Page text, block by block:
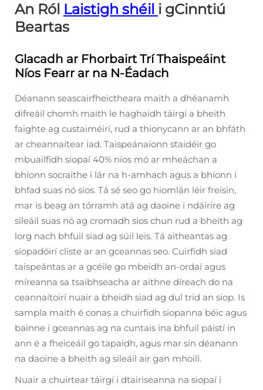
An Ról Laistigh shéil i gCinntiú
Beartas
Glacadh ar Fhorbairt Trí Thaispeáint
Níos Fearr ar na N-Éadach
Déanann seascairfheictheara maith a dhéanamh
difreáil chomh maith le haghaidh táirgí a bheith
faighte ag custaiméirí, rud a thionycann ar an bhfáth
ar cheannaítear iad. Taispeánaíonn staidéir go
mbuailfidh siopaí 40% níos mó ar mheáchan a
bhíonn socraithe i lár na h-amhach agus a bhíonn i
bhfad suas nó síos. Tá sé seo go hiomlán léir freisin,
mar is beag an tórramh atá ag daoine i ndáiríre ag
sileáil suas nó ag cromadh síos chun rud a bheith ag
lorg nach bhfuil siad ag súil leis. Tá aitheantas ag
siopadóirí cliste ar an gceannas seo. Cuirfidh siad
taispeántas ar a gcéile go mbeidh an-ordaí agus
míreanna sa tsaibhseacha ar aithne díreach do na
ceannaítoirí nuair a bheidh siad ag dul tríd an siop. Is
sampla maith é conas a chuirfidh siopanna béic agus
bainne i gceannas ag na cuntais ina bhfuil páistí in
ann é a fheiceáil go tapaidh, agus mar sin déanann
na daoine a bheith ag sileáil air gan mhoill.
Nuair a chuirtear táirgí i dtairiseanna na siopaí i